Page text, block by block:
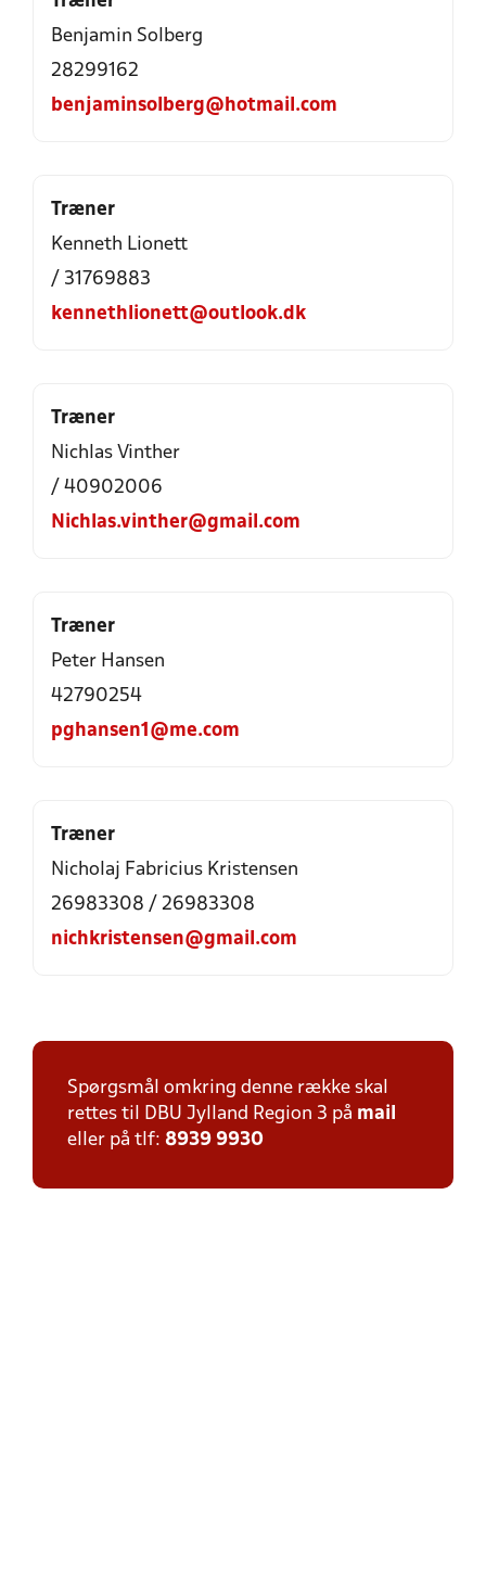
Benjamin Solberg
28299162
benjaminsolberg@hotmail.com
Træner
Kenneth Lionett
/ 31769883
kennethlionett@outlook.dk
Træner
Nichlas Vinther
/ 40902006
Nichlas.vinther@gmail.com
Træner
Peter Hansen
42790254
pghansen1@me.com
Træner
Nicholaj Fabricius Kristensen
26983308 / 26983308
nichkristensen@gmail.com
Spørgsmål omkring denne række skal
rettes til DBU Jylland Region 3 på mail
eller på tlf: 8939 9930